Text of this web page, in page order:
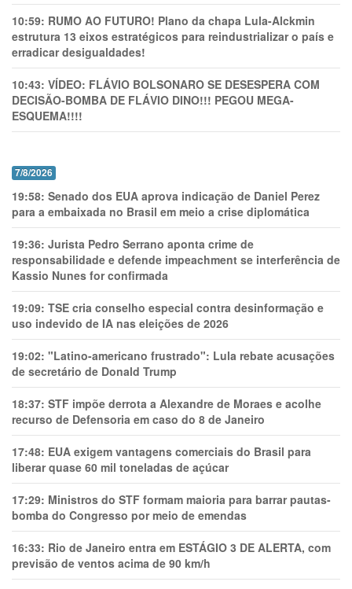
10:59: RUMO AO FUTURO! Plano da chapa Lula-Alckmin
estrutura 13 eixos estratégicos para reindustrializar o país e
erradicar desigualdades!
10:43: VÍDEO: FLÁVIO BOLSONARO SE DESESPERA COM
DECISÃO-BOMBA DE FLÁVIO DINO!!! PEGOU MEGA-
ESQUEMA!!!!
7/8/2026
19:58: Senado dos EUA aprova indicação de Daniel Perez
para a embaixada no Brasil em meio a crise diplomática
19:36: Jurista Pedro Serrano aponta crime de
responsabilidade e defende impeachment se interferência de
Kassio Nunes for confirmada
19:09: TSE cria conselho especial contra desinformação e
uso indevido de IA nas eleições de 2026
19:02: "Latino-americano frustrado": Lula rebate acusações
de secretário de Donald Trump
18:37: STF impõe derrota a Alexandre de Moraes e acolhe
recurso de Defensoria em caso do 8 de Janeiro
17:48: EUA exigem vantagens comerciais do Brasil para
liberar quase 60 mil toneladas de açúcar
17:29: Ministros do STF formam maioria para barrar pautas-
bomba do Congresso por meio de emendas
16:33: Rio de Janeiro entra em ESTÁGIO 3 DE ALERTA, com
previsão de ventos acima de 90 km/h